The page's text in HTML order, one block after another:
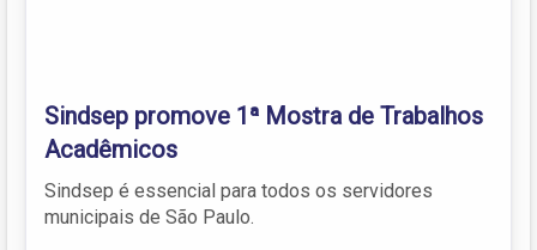
Sindsep promove 1ª Mostra de Trabalhos
Acadêmicos
Sindsep é essencial para todos os servidores
municipais de São Paulo.